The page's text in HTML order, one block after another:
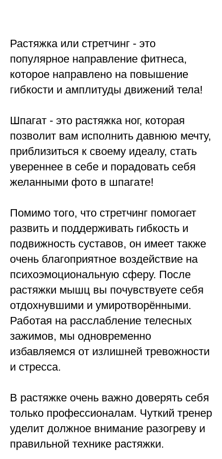
Растяжка или стретчинг - это
популярное направление фитнеса,
которое направлено на повышение
гибкости и амплитуды движений тела!
Шпагат - это растяжка ног, которая
позволит вам исполнить давнюю мечту,
приблизиться к своему идеалу, стать
увереннее в себе и порадовать себя
желанными фото в шпагате!
Помимо того, что стретчинг помогает
развить и поддерживать гибкость и
подвижность суставов, он имеет также
очень благоприятное воздействие на
психоэмоциональную сферу. После
растяжки мышц вы почувствуете себя
отдохнувшими и умиротворёнными.
Работая на расслабление телесных
зажимов, мы одновременно
избавляемся от излишней тревожности
и стресса.
В растяжке очень важно доверять себя
только профессионалам. Чуткий тренер
уделит должное внимание разогреву и
правильной технике растяжки.